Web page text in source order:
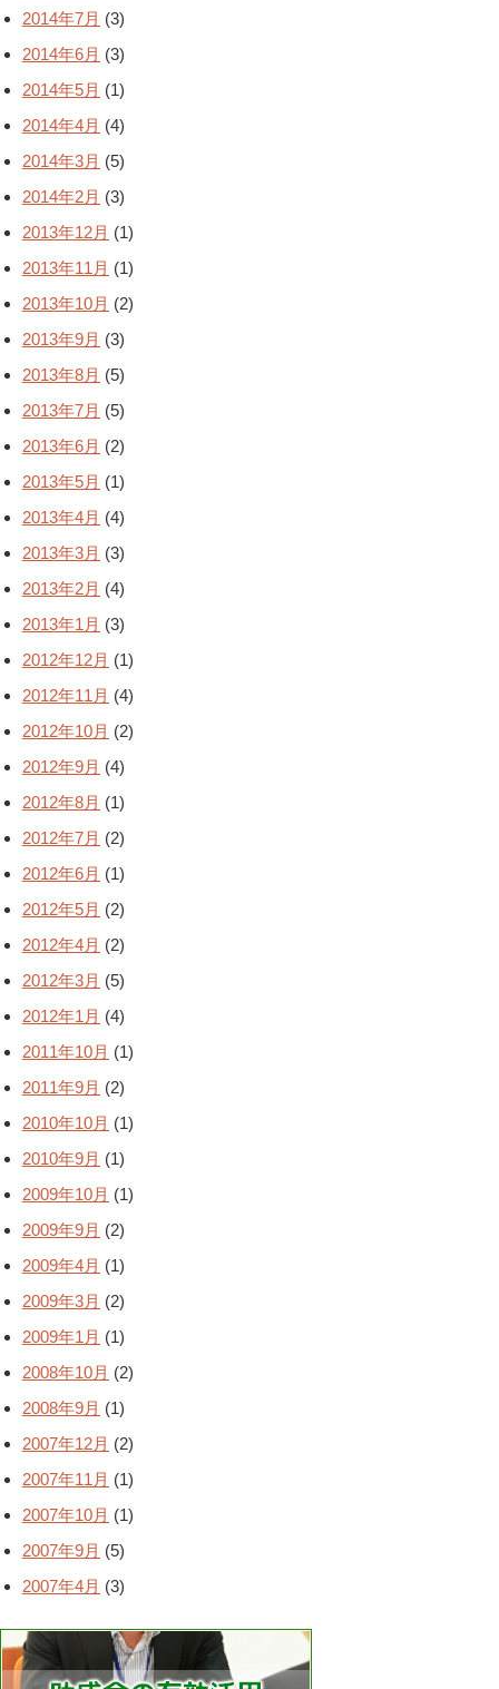
2014年7月 (3)
2014年6月 (3)
2014年5月 (1)
2014年4月 (4)
2014年3月 (5)
2014年2月 (3)
2013年12月 (1)
2013年11月 (1)
2013年10月 (2)
2013年9月 (3)
2013年8月 (5)
2013年7月 (5)
2013年6月 (2)
2013年5月 (1)
2013年4月 (4)
2013年3月 (3)
2013年2月 (4)
2013年1月 (3)
2012年12月 (1)
2012年11月 (4)
2012年10月 (2)
2012年9月 (4)
2012年8月 (1)
2012年7月 (2)
2012年6月 (1)
2012年5月 (2)
2012年4月 (2)
2012年3月 (5)
2012年1月 (4)
2011年10月 (1)
2011年9月 (2)
2010年10月 (1)
2010年9月 (1)
2009年10月 (1)
2009年9月 (2)
2009年4月 (1)
2009年3月 (2)
2009年1月 (1)
2008年10月 (2)
2008年9月 (1)
2007年12月 (2)
2007年11月 (1)
2007年10月 (1)
2007年9月 (5)
2007年4月 (3)